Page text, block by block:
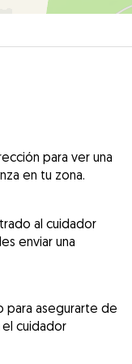
para ver una
en tu zona.
al cuidador
enviar una
para asegurarte de
cuidador